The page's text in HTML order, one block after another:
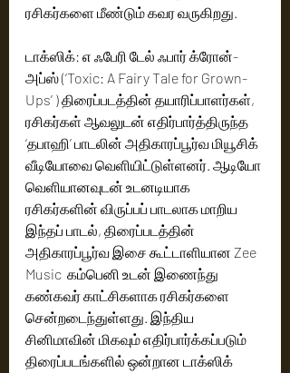
ரசிகர்களை மீண்டும் கவர வருகிறது.
டாக்ஸிக்: எ ஃபேரி டேல் ஃபார் க்ரோன்-
அப்ஸ் (‘Toxic: A Fairy Tale for Grown-
Ups’ ) திரைப்படத்தின் தயாரிப்பாளர்கள்,
ரசிகர்கள் ஆவலுடன் எதிர்பார்த்திருந்த
‘தபாஹி’ பாடலின் அதிகாரப்பூர்வ மியூசிக்
வீடியோவை வெளியிட்டுள்ளனர். ஆடியோ
வெளியானவுடன் உடனடியாக
ரசிகர்களின் விருப்பப் பாடலாக மாறிய
இந்தப் பாடல், திரைப்படத்தின்
அதிகாரப்பூர்வ இசை கூட்டாளியான Zee
Music  கம்பெனி உடன் இணைந்து
கண்கவர் காட்சிகளாக ரசிகர்களை
சென்றடைந்துள்ளது. இந்திய
சினிமாவின் மிகவும் எதிர்பார்க்கப்படும்
திரைப்படங்களில் ஒன்றான டாக்ஸிக்